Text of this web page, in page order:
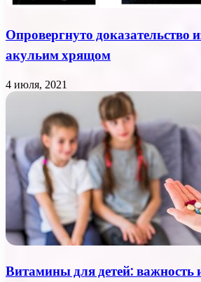
Опровергнуто доказательство
акульим хрящом
4 июля, 2021
Витамины для детей: важность